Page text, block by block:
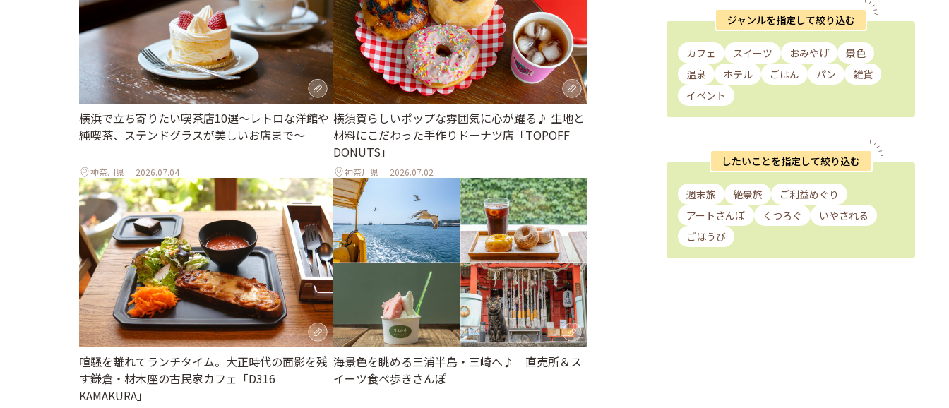
横浜で立ち寄りたい喫茶店10選～レトロな洋館や
純喫茶、ステンドグラスが美しいお店まで～
神奈川県 2026.07.04
横須賀らしいポップな雰囲気に心が躍る♪ 生地と
材料にこだわった手作りドーナツ店「TOPOFF
DONUTS」
神奈川県 2026.07.02
喧騒を離れてランチタイム。大正時代の面影を残
す鎌倉・材木座の古民家カフェ「D316
KAMAKURA」
海景色を眺める三浦半島・三崎へ♪ 直売所＆ス
イーツ食べ歩きさんぽ
ジャンルを指定して絞り込む
カフェ スイーツ おみやげ
景色
温泉
ホテル ごはん パン
雑貨
イベント
したいことを指定して絞り込む
週末旅 絶景旅
ご利益めぐり
アートさんぽ
くつろぐ
いやされる
ごほうび